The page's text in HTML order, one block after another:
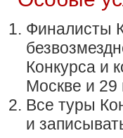
Финалисты
Конкурса и
Москве и 29
Все туры
и